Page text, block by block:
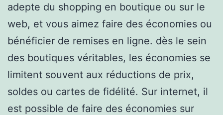
adepte du shopping en boutique ou sur le
web, et vous aimez faire des économies ou
bénéficier de remises en ligne. dès le sein
des boutiques véritables, les économies se
limitent souvent aux réductions de prix,
soldes ou cartes de fidélité. Sur internet, il
est possible de faire des économies sur